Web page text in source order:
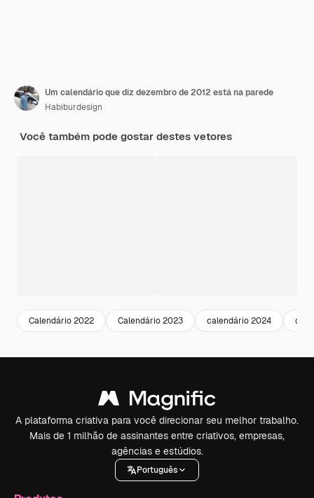
Um calendário que diz dezembro de 2012 está na parede
Habiburdesign
Você também pode gostar destes vetores
Calendário 2022 Calendário 2023 calendário 2024
A plataforma criativa para você direcionar seu melhor trabalho.
Mais de 1 milhão de assinantes entre criativos, empresas,
agências e estúdios.
Português